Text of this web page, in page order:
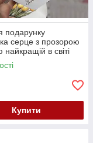
подарунку
серце з прозорою
в світі
Купити